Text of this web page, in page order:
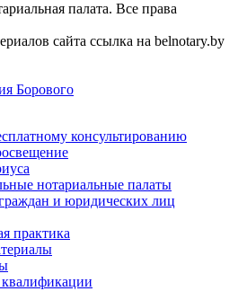
палата. Все права
сайта ссылка на belnotary.by
Борового
консультированию
нотариальные палаты
и юридических лиц
практика